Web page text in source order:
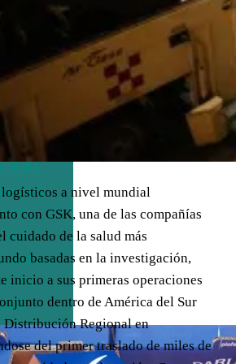
XXI
y
a nivel mundial
con GSK, una de las compañías
cuidado de la salud más
basadas en la investigación,
inicio a sus primeras operaciones
dentro de América del Sur
Distribución Regional en
del primer traslado de miles de